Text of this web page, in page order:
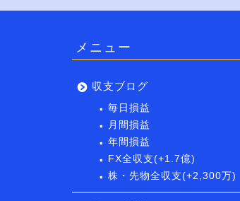
メニュー
収支ブログ
毎日損益
月間損益
年間損益
FX全収支(+1.7億)
株・先物全収支(+2,300万)